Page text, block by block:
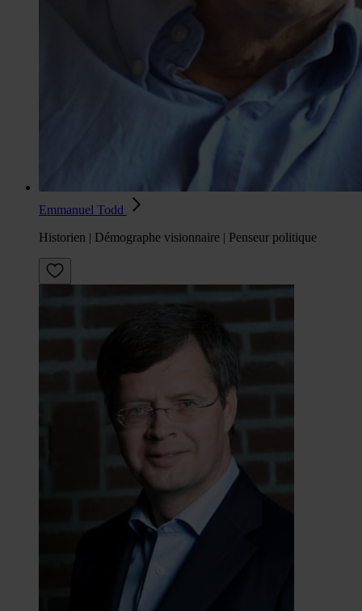
Emmanuel Todd
Historien | Démographe visionnaire | Penseur politique